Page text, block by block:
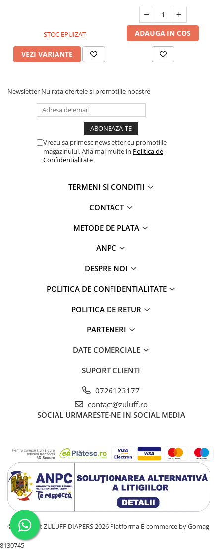
STOC EPUIZAT
VEZI VARIANTE
ADAUGA IN COS
Newsletter Nu rata ofertele si promotiile noastre
Vreau sa primesc newsletter cu promotiile
magazinului. Afla mai multe in Politica de
Confidentialitate
TERMENI SI CONDITII
CONTACT
METODE DE PLATA
ANPC
DESPRE NOI
POLITICA DE CONFIDENTIALITATE
POLITICA DE RETUR
PARTENERI
DATE COMERCIALE
SUPORT CLIENTI
0726123177
contact@zuluff.ro
SOCIAL URMARESTE-NE IN SOCIAL MEDIA
©Copyright ZULUFF DIAPERS 2026 Platforma E-commerce by Gomag
8130745